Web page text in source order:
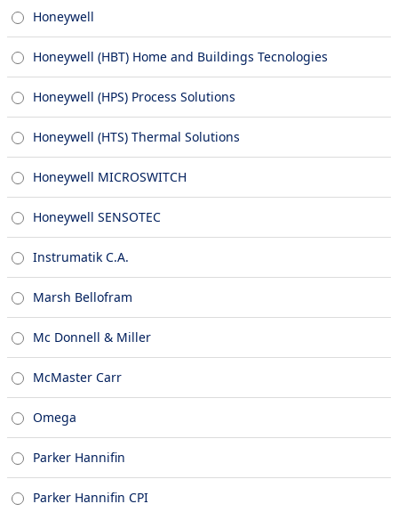
Honeywell
Honeywell (HBT) Home and Buildings Tecnologies
Honeywell (HPS) Process Solutions
Honeywell (HTS) Thermal Solutions
Honeywell MICROSWITCH
Honeywell SENSOTEC
Instrumatik C.A.
Marsh Bellofram
Mc Donnell & Miller
McMaster Carr
Omega
Parker Hannifin
Parker Hannifin CPI